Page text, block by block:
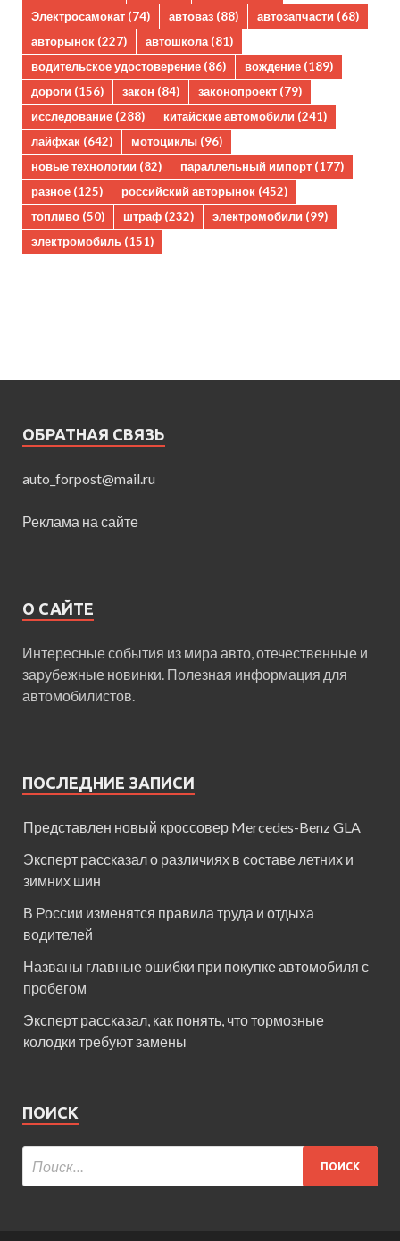
Электросамокат (74) автоваз (88) автозапчасти (68)
авторынок (227) автошкола(81)
водительское удостоверение (86) вождение (189)
дороги (156) закон (84) законопроект (79)
исследование (288) китайские автомобили (241)
лайфхак (642) мотоциклы (96)
новые технологии (82) параллельный импорт (177)
разное (125) российский авторынок (452)
топливо (50) штраф (232) электромобили (99)
электромобиль (151)
ОБРАТНАЯ СВЯЗЬ
auto_forpost@mail.ru
Реклама на сайте
О САЙТЕ
Интересные события из мира авто, отечественные и
зарубежные новинки. Полезная информация для
автомобилистов.
ПОСЛЕДНИЕ ЗАПИСИ
Представлен новый кроссовер Mercedes-Benz GLA
Эксперт рассказал о различиях в составе летних и
зимних шин
В России изменятся правила труда и отдыха
водителей
Названы главные ошибки при покупке автомобиля с
пробегом
Эксперт рассказал, как понять, что тормозные
колодки требуют замены
ПОИСК